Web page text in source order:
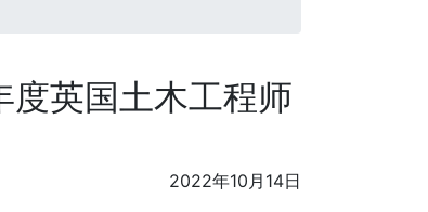
度英国土木工程师
2022年10月14日